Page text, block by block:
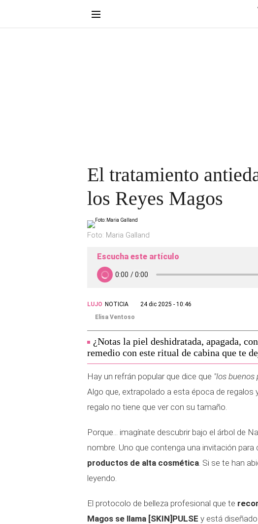
El tratamiento
los Reyes Magos
Foto: Maria Galland
Escucha este artículo
LUJO NOTICIA
24 dic 2025 - 10:46
Elisa Ventoso
¿Notas la piel deshidratada, apagada,
remedio con este ritual de cabina que te
Hay un refrán popular que dice que "los
Algo que, extrapolado a esta época de regalos
regalo no tiene que ver con su tamaño.
Porque... imagínate descubrir bajo el árbol de
nombre. Uno que contenga una invitación para
productos de alta cosmética. Si se te han
leyendo.
El protocolo de belleza profesional que te
Magos se llama [SKIN]PULSE y está